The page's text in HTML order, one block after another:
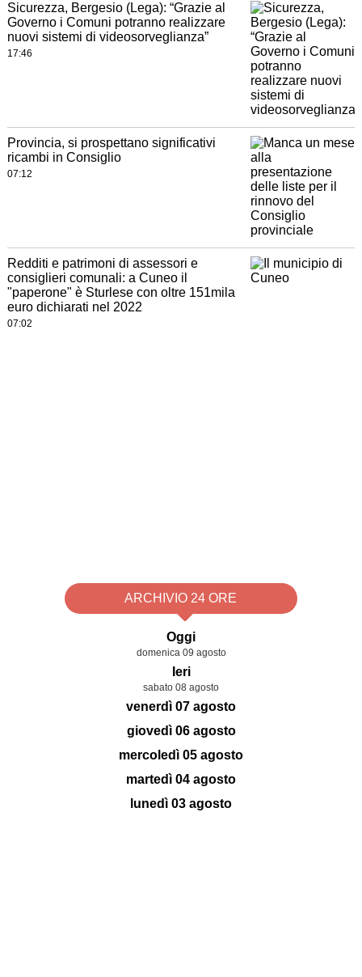
Sicurezza, Bergesio (Lega): “Grazie al
Governo i Comuni potranno realizzare
nuovi sistemi di videosorveglianza”
17:46
Provincia, si prospettano significativi
ricambi in Consiglio
07:12
Redditi e patrimoni di assessori e
consiglieri comunali: a Cuneo il
"paperone" è Sturlese con oltre 151mila
euro dichiarati nel 2022
07:02
ARCHIVIO 24 ORE
Oggi
domenica 09 agosto
Ieri
sabato 08 agosto
venerdì 07 agosto
giovedì 06 agosto
mercoledì 05 agosto
martedì 04 agosto
lunedì 03 agosto